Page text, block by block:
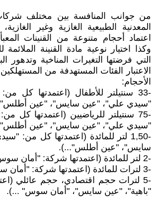
من جوانب المنافسة بين مختلف شركات
المعدنية الطبيعية الغازية وغير الغازية،
اعتماد أحجام متنوعة من القنينات
وكذا اختيار نوعية مادة القنينة الملائمة
التي فرضتها التغيرات المناخية وتدهور
الاعتبار الفئات المستهدفة من
الأحجام:
-33 سنتيلتر للأطفال (اعتمدتها كل
"سيدي علي"، "عين سايس"، "عين
-75 سنتيلتر للرياضيين (اعتمدتها كل
"سيدي علي"، "عين سايس"، "عين
-1,50 لتر للمائدة (اعتمدتها كل من:
سايس"، "عين أطلس"...).
-2 لتر للمائدة (اعتمدتها شركة: "أمان سوس").
-3 لترات للمائدة (اعتمدتها شركة: "أمان سوس").
-5 لترات حجم اقتصادي، حجم عائلي
"باهية"، "عين سايس"، "أمان سوس" ...).